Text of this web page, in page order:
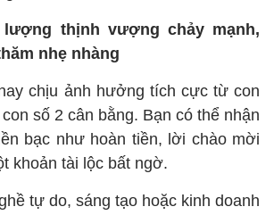
thịnh vượng chảy mạnh,
nhẹ nhàng
chịu ảnh hưởng tích cực từ con
số 2 cân bằng. Bạn có thể nhận
bạc như hoàn tiền, lời chào mời
khoản tài lộc bất ngờ.
tự do, sáng tạo hoặc kinh doanh